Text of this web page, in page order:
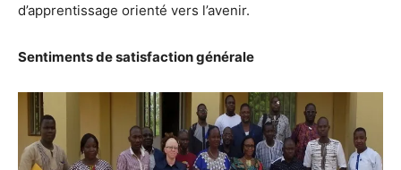
d’apprentissage orienté vers l’avenir.
Sentiments de satisfaction générale